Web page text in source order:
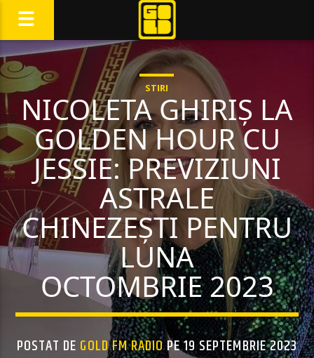
STIRI
NICOLETA GHIRIȘ LA
GOLDEN HOUR CU
JESSIE: PREVIZIUNI
ASTRALE
CHINEZEȘTI PENTRU
LUNA
OCTOMBRIE 2023
POSTAT DE GOLD FM RADIOPE 19 SEPTEMBRIE 2023